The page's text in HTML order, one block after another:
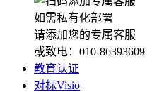
如需私有化部署
请添加您的专属客服
或致电：010-86393609
教育认证
对标Visio